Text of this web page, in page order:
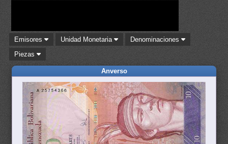
Emisores Unidad Monetaria
Denominaciones
Piezas
Anverso